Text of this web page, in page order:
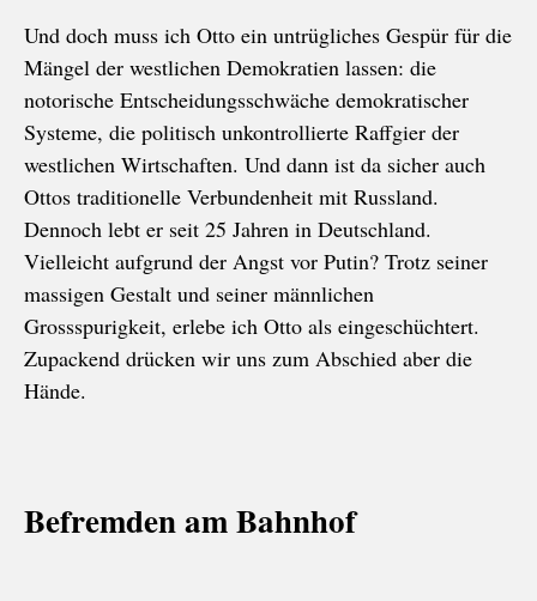
Und doch muss ich Otto ein untrügliches Gespür für die
Mängel der westlichen Demokratien lassen: die
notorische Entscheidungsschwäche demokratischer
Systeme, die politisch unkontrollierte Raffgier der
westlichen Wirtschaften. Und dann ist da sicher auch
Ottos traditionelle Verbundenheit mit Russland.
Dennoch lebt er seit 25 Jahren in Deutschland.
Vielleicht aufgrund der Angst vor Putin? Trotz seiner
massigen Gestalt und seiner männlichen
Grossspurigkeit, erlebe ich Otto als eingeschüchtert.
Zupackend drücken wir uns zum Abschied aber die
Hände.
Befremden am Bahnhof